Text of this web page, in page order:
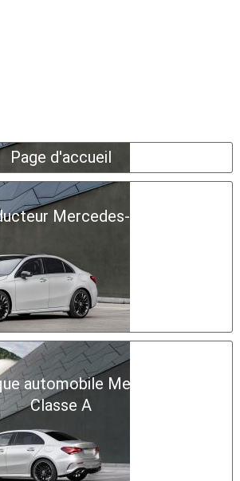
Page d'accueil
Mercedes-Benz Classe A
automobile Mercedes-Benz
Classe A